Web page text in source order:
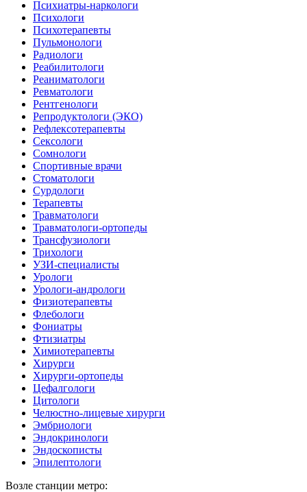
Психиатры-наркологи
Психологи
Психотерапевты
Пульмонологи
Радиологи
Реабилитологи
Реаниматологи
Ревматологи
Рентгенологи
Репродуктологи (ЭКО)
Рефлексотерапевты
Сексологи
Сомнологи
Спортивные врачи
Стоматологи
Сурдологи
Терапевты
Травматологи
Травматологи-ортопеды
Трансфузиологи
Трихологи
УЗИ-специалисты
Урологи
Урологи-андрологи
Физиотерапевты
Флебологи
Фониатры
Фтизиатры
Химиотерапевты
Хирурги
Хирурги-ортопеды
Цефалгологи
Цитологи
Челюстно-лицевые хирурги
Эмбриологи
Эндокринологи
Эндоскописты
Эпилептологи
Возле станции метро: